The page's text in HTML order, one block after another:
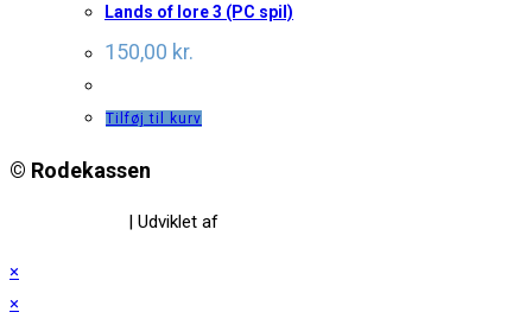
Lands of lore 3 (PC spil)
150,00 kr.
Tilføj til kurv
© Rodekassen
| Udviklet af
×
×